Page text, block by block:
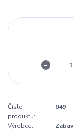
Číslo
produktu:
049
Výrobce: